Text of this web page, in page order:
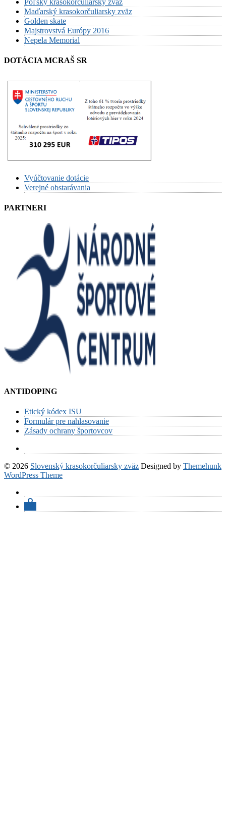
Poľský krasokorčuliarsky zväz
Maďarský krasokorčuliarsky zväz
Golden skate
Majstrovstvá Európy 2016
Nepela Memorial
DOTÁCIA MCRAŠ SR
Vyúčtovanie dotácie
Verejné obstarávania
PARTNERI
ANTIDOPING
Etický kódex ISU
Formulár pre nahlasovanie
Zásady ochrany športovcov
© 2026 Slovenský krasokorčuliarsky zväz Designed by Themehunk
WordPress Theme